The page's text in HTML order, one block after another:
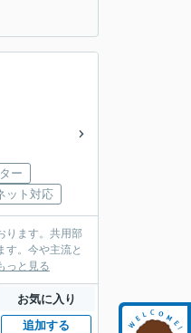
ー
ット対応
ります。共用部
す。今や主流と
っと見る
お気に入り
追加する